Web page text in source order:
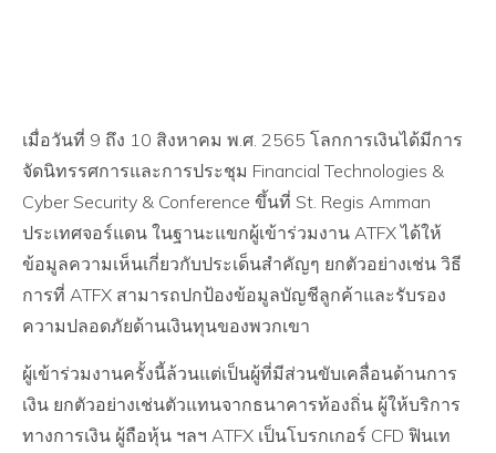
เมื่อวันที่ 9 ถึง 10 สิงหาคม พ.ศ. 2565 โลกการเงินได้มีการ
จัดนิทรรศการและการประชุม Financial Technologies &
Cyber ​​​​Security & Conference ขึ้นที่ St. Regis Amman
ประเทศจอร์แดน ในฐานะแขกผู้เข้าร่วมงาน ATFX ได้ให้
ข้อมูลความเห็นเกี่ยวกับประเด็นสำคัญๆ ยกตัวอย่างเช่น วิธี
การที่ ATFX สามารถปกป้องข้อมูลบัญชีลูกค้าและรับรอง
ความปลอดภัยด้านเงินทุนของพวกเขา
ผู้เข้าร่วมงานครั้งนี้ล้วนแต่เป็นผู้ที่มีส่วนขับเคลื่อนด้านการ
เงิน ยกตัวอย่างเช่นตัวแทนจากธนาคารท้องถิ่น ผู้ให้บริการ
ทางการเงิน ผู้ถือหุ้น ฯลฯ ATFX เป็นโบรกเกอร์ CFD ฟินเท